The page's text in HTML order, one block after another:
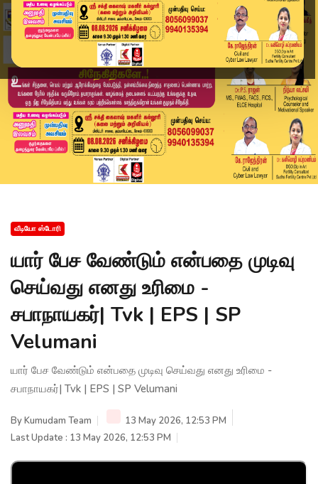
வீடியோ ஸ்டோரி
யார் பேச வேண்டும் என்பதை முடிவு
செய்வது எனது உரிமை -
சபாநாயகர்| Tvk | EPS | SP
Velumani
யார் பேச வேண்டும் என்பதை முடிவு செய்வது எனது உரிமை -
சபாநாயகர்| Tvk | EPS | SP Velumani
ByKumudam Team
13 May 2026, 12:53 PM
Last Update : 13 May 2026, 12:53 PM